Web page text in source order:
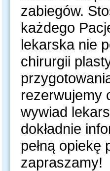
zabiegów.
każdego
lekarska nie
chirurgii
rezerwujemy
wywiad
dokładnie
pełną
zapraszamy!